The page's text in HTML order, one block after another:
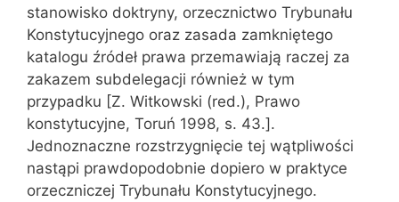
stanowisko dok‌tryny, orzecznictwo Trybunału
Konstytucyjnego oraz zasada zamkniętego
kata‌logu źródeł prawa przemawiają raczej za
zakazem subdelegacji również w tym
przypadku [Z. Witkowski (red.), Prawo
konstytucyjne, Toruń 1998, s. 43.].
Jednoznaczne rozstrzygnięcie tej wątpliwości
nastąpi prawdo‌podobnie dopiero w praktyce
orzeczniczej Trybunału Konstytucyjnego.